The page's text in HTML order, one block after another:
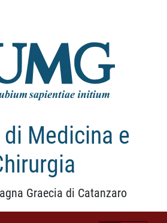
Medicina e
Graecia di Catanzaro